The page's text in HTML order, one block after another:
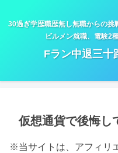
30過ぎ学歴職歴無し無職からの挑
ビルメン就職、電験2
Fラン中退三十
仮想通貨で後悔し
※当サイトは、アフィリ